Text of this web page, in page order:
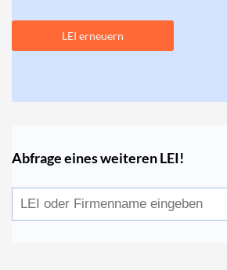
LEI erneuern
Abfrage eines weiteren LEI!